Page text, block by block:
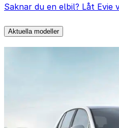
Saknar du en elbil? Låt Evie
Aktuella modeller